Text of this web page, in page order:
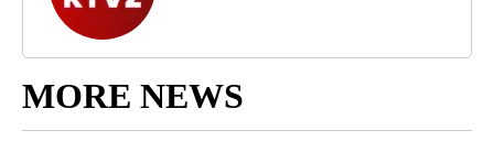
MORE NEWS